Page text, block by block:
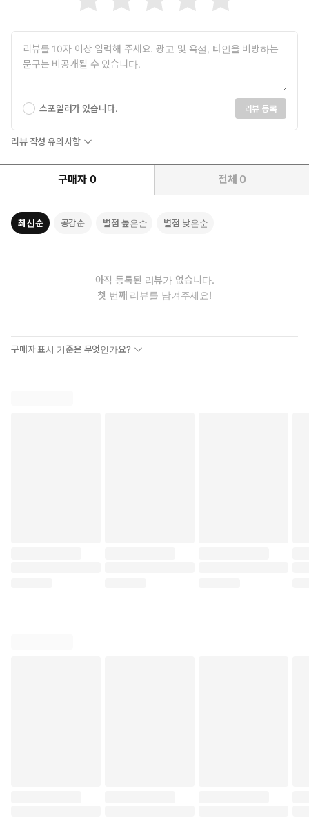
스포일러가 있습니다. 리뷰 등록
리뷰 작성 유의사항
구매자 0 전체 0
최신순 공감순 별점 높은순 별점 낮은순
아직 등록된 리뷰가 없습니다.
첫 번째 리뷰를 남겨주세요!
구매자 표시 기준은 무엇인가요?